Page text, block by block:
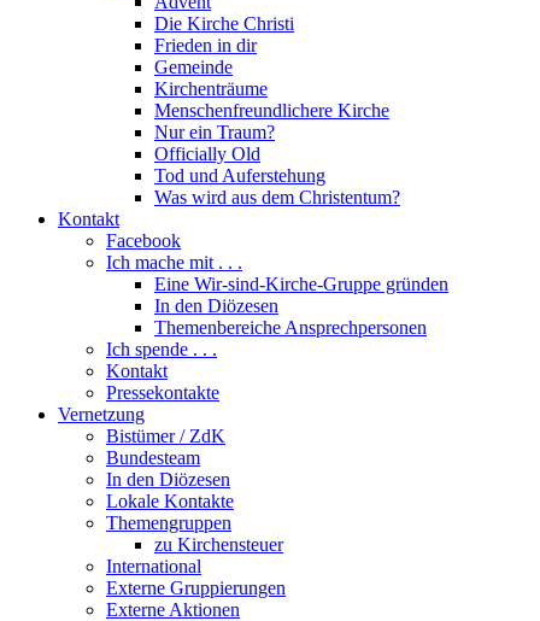
Die Kirche Christi
Frieden in dir
Gemeinde
Kirchenträume
Menschenfreundlichere Kirche
Nur ein Traum?
Officially Old
Tod und Auferstehung
Was wird aus dem Christentum?
Kontakt
Facebook
Ich mache mit . . .
Eine Wir-sind-Kirche-Gruppe gründen
In den Diözesen
Themenbereiche Ansprechpersonen
Ich spende . . .
Kontakt
Pressekontakte
Vernetzung
Bistümer / ZdK
Bundesteam
In den Diözesen
Lokale Kontakte
Themengruppen
zu Kirchensteuer
International
Externe Gruppierungen
Externe Aktionen